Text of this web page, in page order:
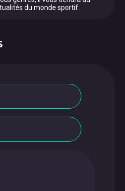
du monde sportif.